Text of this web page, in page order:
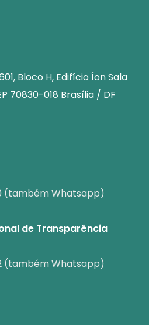
Bloco H, Edifício Íon Sala
70830-018 Brasília / DF
(também Whatsapp)
de Transparência
(também Whatsapp)